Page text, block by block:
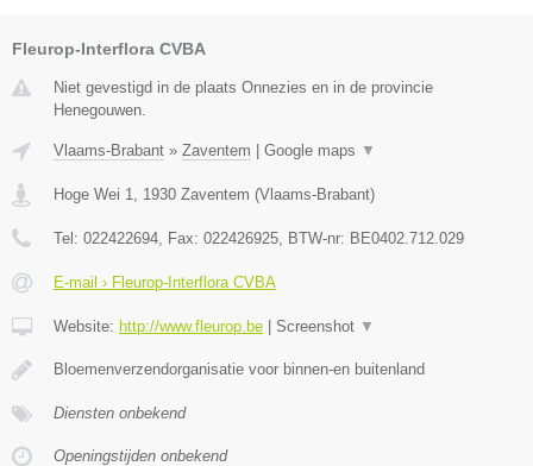
Fleurop-Interflora CVBA
Niet gevestigd in de plaats Onnezies en in de provincie
Henegouwen.
Vlaams-Brabant » Zaventem Google maps ▼
Hoge Wei 1, 1930 Zaventem (Vlaams-Brabant)
Tel: 022422694, Fax: 022426925, BTW-nr: BE0402.712.029
E-mail › Fleurop-Interflora CVBA
Website: http://www.fleurop.be Screenshot ▼
Bloemenverzendorganisatie voor binnen-en buitenland
Diensten onbekend
Openingstijden onbekend